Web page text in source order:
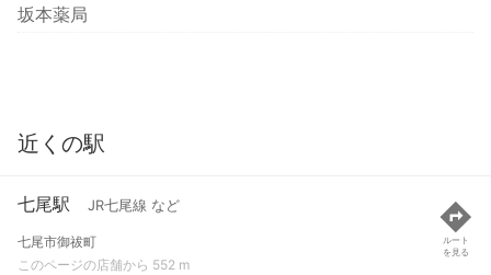
坂本薬局
近くの駅
七尾駅 JR七尾線 など
七尾市御祓町
このページの店舗から 552 m
ルート
を見る